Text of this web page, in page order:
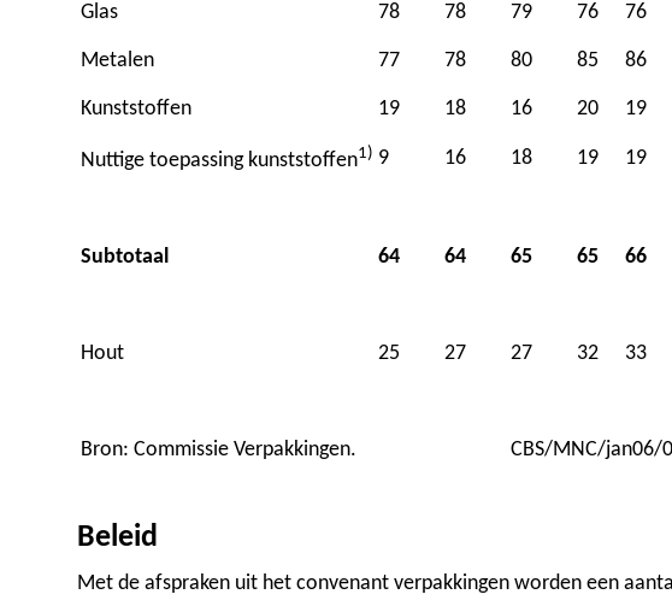
Glas 78 78 79 76 76
Metalen 77 78 80 85 86
Kunststoffen 19 18 16 20 19
Nuttige toepassing kunststoffen1) 9 16 18 19 19
Subtotaal 64 64 65 65 66
Hout 25 27 27 32 33
Bron: Commissie Verpakkingen. CBS/MNC/jan06/
Beleid
Met de afspraken uit het convenant verpakkingen worden een